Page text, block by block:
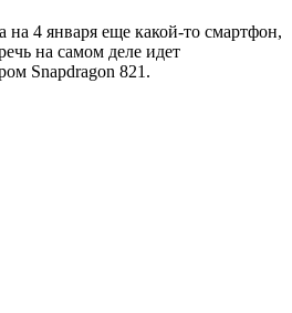
на 4 января еще какой-то смартфон,
на самом деле идет
Snapdragon 821.